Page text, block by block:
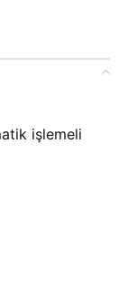
işlemeli